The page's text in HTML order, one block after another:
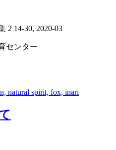
2 14-30, 2020-03
センター
natural spirit, fox, inari